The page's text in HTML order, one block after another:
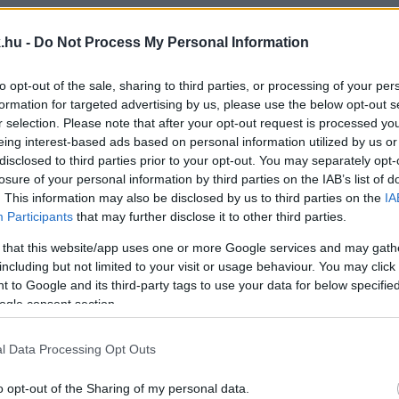
- Do Not Process My Personal Information
opt-out of the sale, sharing to third parties, or processing of your
for targeted advertising by us, please use the below opt-out
selection. Please note that after your opt-out request is processed
interest-based ads based on personal information utilized by us
to third parties prior to your opt-out. You may separately
of your personal information by third parties on the IAB’s list of
This information may also be disclosed by us to third parties on the
Participants that may further disclose it to other third parties.
that this website/app uses one or more Google services and may
but not limited to your visit or usage behaviour. You may
to Google and its third-party tags to use your data for below
consent section.
Data Processing Opt Outs
opt-out of the Sharing of my personal data.
INTÉZKEDÉSEKET
könyvtárak és közszolgáltatók is
cégnél főállásban. Ugyanakkor a Győr
ÉVET A GYŐR PROJEKT KFT., AZONBAN
a megoldáson.